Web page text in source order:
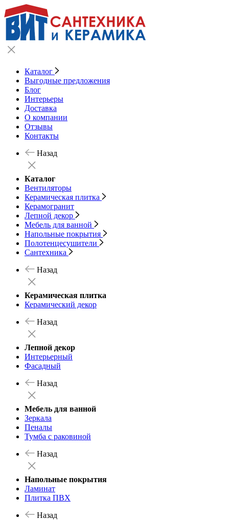
Каталог
Выгодные предложения
Блог
Интерьеры
Доставка
О компании
Отзывы
Контакты
Назад
Каталог
Вентиляторы
Керамическая плитка
Керамогранит
Лепной декор
Мебель для ванной
Напольные покрытия
Полотенцесушители
Сантехника
Назад
Керамическая плитка
Керамический декор
Назад
Лепной декор
Интерьерный
Фасадный
Назад
Мебель для ванной
Зеркала
Пеналы
Тумба с раковиной
Назад
Напольные покрытия
Ламинат
Плитка ПВХ
Назад